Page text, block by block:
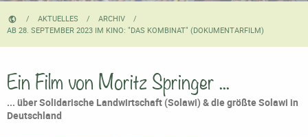
AKTUELLES
ARCHIV
CURRENT:
AB 28. SEPTEMBER 2023 IM KINO: "DAS KOMBINAT" (DOKUMENTARFILM)
Ein Film von Moritz Springer ...
... über Solidarische Landwirtschaft (Solawi) & die größte Solawi in
Deutschland